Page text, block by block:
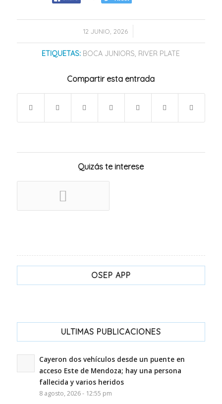
12 JUNIO, 2026
/
ETIQUETAS: BOCA JUNIORS RIVER PLATE
Compartir esta entrada
Quizás te interese
OSEP APP
ULTIMAS PUBLICACIONES
Cayeron dos vehículos desde un puente en
acceso Este de Mendoza; hay una persona
fallecida y varios heridos
8 agosto, 2026 - 12:55 pm